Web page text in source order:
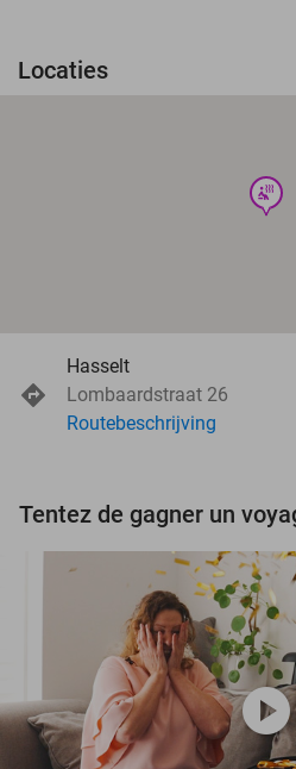
Locaties
wellness
Hasselt
Lombaardstraat 26
Routebeschrijving
play_circle